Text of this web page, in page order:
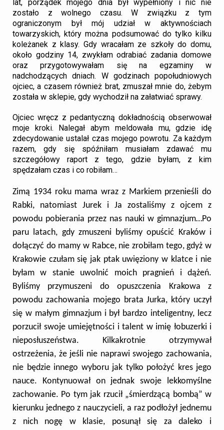
lat, porządek mojego dnia był wypełniony i nic nie
zostało z wolnego czasu. W związku z tym
ograniczonym był mój udział w aktywnościach
towarzyskich, który można podsumować do tylko kilku
koleżanek z klasy. Gdy wracałam ze szkoły do domu,
około godziny 14, zwykłam odrabiać zadania domowe
oraz przygotowywałam się na egzaminy w
nadchodzących dniach. W godzinach popołudniowych
ojciec, a czasem również brat, zmuszał mnie do, żebym
została w sklepie, gdy wychodził na załatwiać sprawy.
Ojciec wręcz z pedantyczną dokładnością obserwował
moje kroki. Nalegał abym meldowała mu, gdzie idę
zdecydowanie ustalał czas mojego powrotu. Za każdym
razem, gdy się spóźniłam musiałam zdawać mu
szczegółowy raport z tego, gdzie byłam, z kim
spędzałam czas i co robiłam…
Zimą 1934 roku mama wraz z Markiem przenieśli do
Rabki, natomiast Jurek i Ja zostaliśmy z ojcem z
powodu pobierania przez nas nauki w gimnazjum…Po
paru latach, gdy zmuszeni byliśmy opuścić Kraków i
dołączyć do mamy w Rabce, nie zrobiłam tego, gdyż w
Krakowie czułam się jak ptak uwięziony w klatce i nie
byłam w stanie uwolnić moich pragnień i dążeń.
Byliśmy przymuszeni do opuszczenia Krakowa z
powodu zachowania mojego brata Jurka, który uczył
się w małym gimnazjum i był bardzo inteligentny, lecz
porzucił swoje umiejętności i talent w imię łobuzerki i
nieposłuszeństwa. Kilkakrotnie otrzymywał
ostrzeżenia, że jeśli nie naprawi swojego zachowania,
nie będzie innego wyboru jak tylko położyć kres jego
nauce. Kontynuował on jednak swoje lekkomyślne
zachowanie. Po tym jak rzucił „śmierdzącą bombą” w
kierunku jednego z nauczycieli, a raz podłożył jednemu
z nich nogę w klasie, posunął się za daleko i